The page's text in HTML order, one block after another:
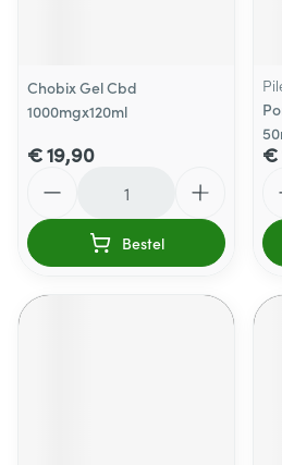
Chobix Gel Cbd
1000mgx120ml
€ 19,90
Bestel
€